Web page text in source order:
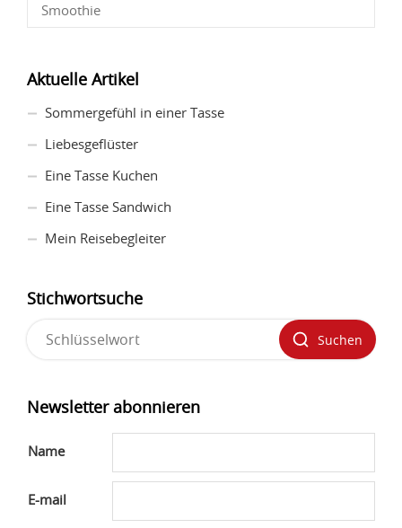
Smoothie
Aktuelle Artikel
Sommergefühl in einer Tasse
Liebesgeflüster
Eine Tasse Kuchen
Eine Tasse Sandwich
Mein Reisebegleiter
Stichwortsuche
Suchen
Newsletter abonnieren
Name
E-mail